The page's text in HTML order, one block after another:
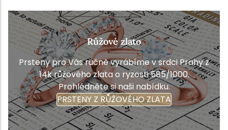
Růžové zlato
Prsteny pro Vás ručně vyrábíme v srdci Prahy z
14k růžového zlata o ryzosti 585/1000.
Prohlédněte si naši nabídku.
PRSTENY Z RŮŽOVÉHO ZLATA